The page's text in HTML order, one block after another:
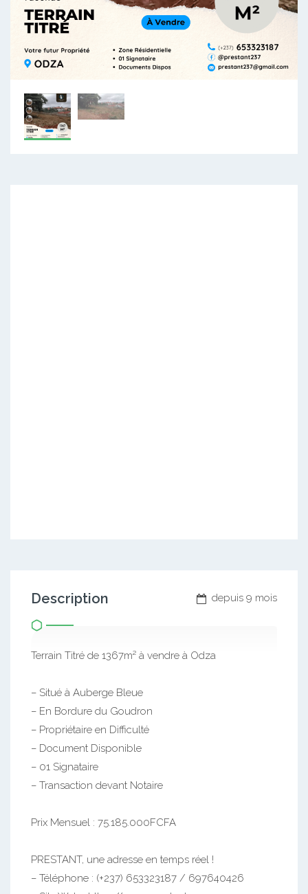
depuis 9 mois
Description
Terrain Titré de 1367m² à vendre à Odza
– Situé à Auberge Bleue
– En Bordure du Goudron
– Propriétaire en Difficulté
– Document Disponible
– 01 Signataire
– Transaction devant Notaire
Prix Mensuel : 75.185.000FCFA
PRESTANT, une adresse en temps réel !
– Téléphone : (+237) 653323187 / 697640426